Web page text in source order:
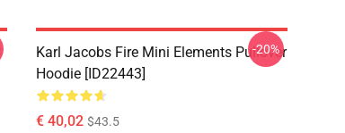
Karl Jacobs Fire Mini Elements Pullover
Hoodie [ID22443]
€ 40,02 $43.5
-20%